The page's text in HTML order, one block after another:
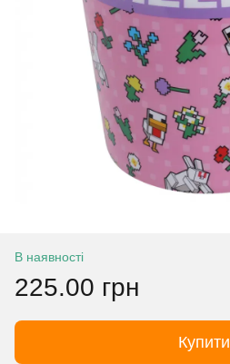
В наявності
225.00 грн
Купити